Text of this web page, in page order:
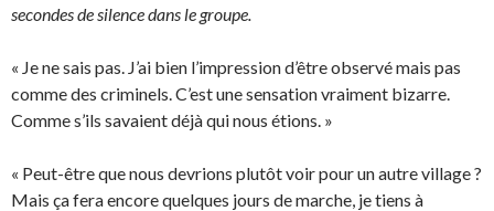
secondes de silence dans le groupe.
« Je ne sais pas. J’ai bien l’impression d’être observé mais pas
comme des criminels. C’est une sensation vraiment bizarre.
Comme s’ils savaient déjà qui nous étions. »
« Peut-être que nous devrions plutôt voir pour un autre village ?
Mais ça fera encore quelques jours de marche, je tiens à